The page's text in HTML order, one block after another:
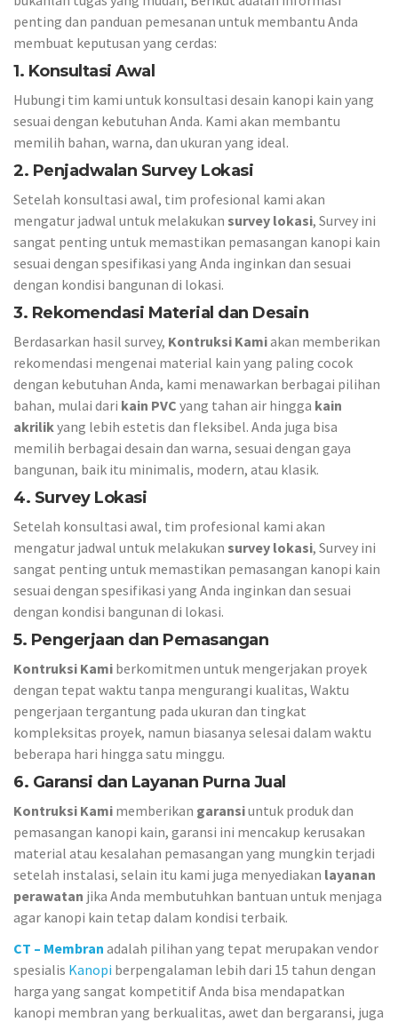
penting dan panduan pemesanan untuk membantu Anda
membuat keputusan yang cerdas:
1. Konsultasi Awal
Hubungi tim kami untuk konsultasi desain kanopi kain yang
sesuai dengan kebutuhan Anda. Kami akan membantu
memilih bahan, warna, dan ukuran yang ideal.
2. Penjadwalan Survey Lokasi
Setelah konsultasi awal, tim profesional kami akan
mengatur jadwal untuk melakukan survey lokasi, Survey ini
sangat penting untuk memastikan pemasangan kanopi kain
sesuai dengan spesifikasi yang Anda inginkan dan sesuai
dengan kondisi bangunan di lokasi.
3. Rekomendasi Material dan Desain
Berdasarkan hasil survey, Kontruksi Kamiakan memberikan
rekomendasi mengenai material kain yang paling cocok
dengan kebutuhan Anda, kami menawarkan berbagai pilihan
bahan, mulai dari kain PVC yang tahan air hingga kain
akrilikyang lebih estetis dan fleksibel. Anda juga bisa
memilih berbagai desain dan warna, sesuai dengan gaya
bangunan, baik itu minimalis, modern, atau klasik.
4. Survey Lokasi
Setelah konsultasi awal, tim profesional kami akan
mengatur jadwal untuk melakukan survey lokasi, Survey ini
sangat penting untuk memastikan pemasangan kanopi kain
sesuai dengan spesifikasi yang Anda inginkan dan sesuai
dengan kondisi bangunan di lokasi.
5. Pengerjaan dan Pemasangan
Kontruksi Kami berkomitmen untuk mengerjakan proyek
dengan tepat waktu tanpa mengurangi kualitas, Waktu
pengerjaan tergantung pada ukuran dan tingkat
kompleksitas proyek, namun biasanya selesai dalam waktu
beberapa hari hingga satu minggu.
6. Garansi dan Layanan Purna Jual
Kontruksi Kami memberikan garansiuntuk produk dan
pemasangan kanopi kain, garansi ini mencakup kerusakan
material atau kesalahan pemasangan yang mungkin terjadi
setelah instalasi, selain itu kami juga menyediakan layanan
perawatan jika Anda membutuhkan bantuan untuk menjaga
agar kanopi kain tetap dalam kondisi terbaik.
CT – Membran adalah pilihan yang tepat merupakan vendor
spesialis Kanopi berpengalaman lebih dari 15 tahun dengan
harga yang sangat kompetitif Anda bisa mendapatkan
kanopi membran yang berkualitas, awet dan bergaransi, juga